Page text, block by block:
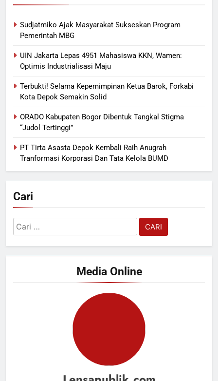
Sudjatmiko Ajak Masyarakat Sukseskan Program
Pemerintah MBG
UIN Jakarta Lepas 4951 Mahasiswa KKN, Wamen:
Optimis Industrialisasi Maju
Terbukti! Selama Kepemimpinan Ketua Barok, Forkabi
Kota Depok Semakin Solid
ORADO Kabupaten Bogor Dibentuk Tangkal Stigma
“Judol Tertinggi”
PT Tirta Asasta Depok Kembali Raih Anugrah
Tranformasi Korporasi Dan Tata Kelola BUMD
Cari
Cari
untuk:
Media Online